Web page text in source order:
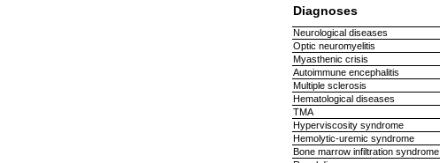
Diagnoses
Neurological diseases
Optic neuromyelitis
Myasthenic crisis
Autoimmune encephalitis
Multiple sclerosis
Hematological diseases
TMA
Hyperviscosity syndrome
Hemolytic-uremic syndrome
Bone marrow infiltration syndrome